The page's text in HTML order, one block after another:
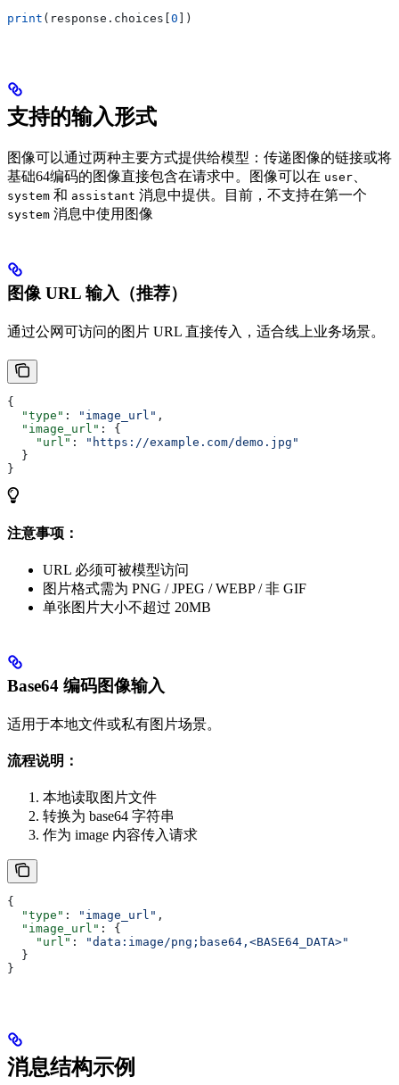
print (response.choices[ 0 ])
支持的输入形式
图像可以通过两种主要方式提供给模型：传递图像的链接或将
基础64编码的图像直接包含在请求中。图像可以在 user
system 和 assistant 消息中提供。目前，不支持在第一个
system 消息中使用图像
图像 URL 输入（推荐）
通过公网可访问的图片 URL 直接传入，适合线上业务场景。
{
  "type"
: "image_url" ,
  "image_url"
: {
    "url"
:
"https://example.com/demo.jpg"
  }
}
注意事项：
URL 必须可被模型访问
图片格式需为 PNG / JPEG / WEBP / 非 GIF
单张图片大小不超过 20MB
Base64 编码图像输入
适用于本地文件或私有图片场景。
流程说明：
本地读取图片文件
转换为 base64 字符串
作为 image 内容传入请求
{
  "type"
: "image_url" ,
  "image_url"
: {
    "url"
:
"data:image/png;base64,<BASE64_DATA>"
  }
}
消息结构示例